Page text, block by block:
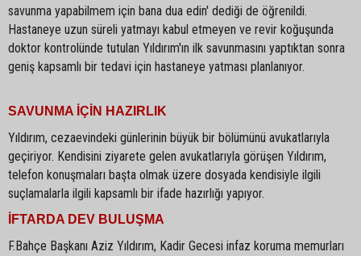
savunma yapabilmem için bana dua edin' dediği de öğrenildi.
Hastaneye uzun süreli yatmayı kabul etmeyen ve revir koğuşunda
doktor kontrolünde tutulan Yıldırım'ın ilk savunmasını yaptıktan sonra
geniş kapsamlı bir tedavi için hastaneye yatması planlanıyor.
SAVUNMA İÇİN HAZIRLIK
Yıldırım, cezaevindeki günlerinin büyük bir bölümünü avukatlarıyla
geçiriyor. Kendisini ziyarete gelen avukatlarıyla görüşen Yıldırım,
telefon konuşmaları başta olmak üzere dosyada kendisiyle ilgili
suçlamalarla ilgili kapsamlı bir ifade hazırlığı yapıyor.
İFTARDA DEV BULUŞMA
F.Bahçe Başkanı Aziz Yıldırım, Kadir Gecesi infaz koruma memurları